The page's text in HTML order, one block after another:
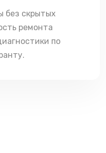
без скрытых
ремонта
по